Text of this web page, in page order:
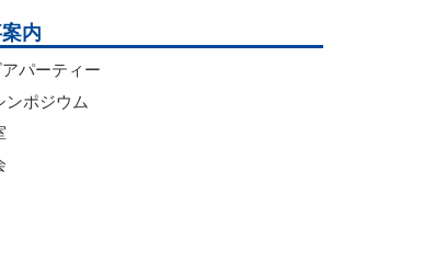
内
パーティー
ンポジウム